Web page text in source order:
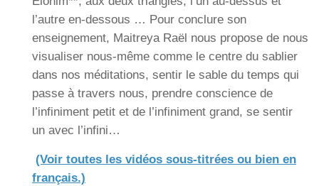
l’autre en-dessous … Pour conclure son
enseignement, Maitreya Raël nous propose de nous
visualiser nous-même comme le centre du sablier
dans nos méditations, sentir le sable du temps qui
passe à travers nous, prendre conscience de
l’infiniment petit et de l’infiniment grand, se sentir
un avec l’infini…
(Voir toutes les vidéos sous-titrées ou bien en
français.)